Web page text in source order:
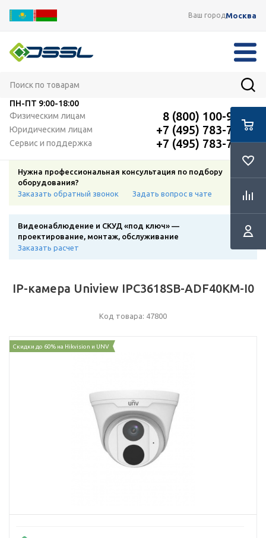
Ваш городМосква
ПН-ПТ 9:00-18:00
Физическим лицам
8 (800) 100-91-12
Юридическим лицам +7 (495) 783-72-87
Сервис и поддержка +7 (495) 783-72-87
Нужна профессиональная консультация по подбору
оборудования?
Заказать обратный звонок
Задать вопрос в чате
Видеонаблюдение и СКУД «под ключ» —
проектирование, монтаж, обслуживание
Заказать расчет
IP-камера Uniview IPC3618SB-ADF40KM-I0
Код товара: 47800
Скидки до 60% на Hikvision и UNV